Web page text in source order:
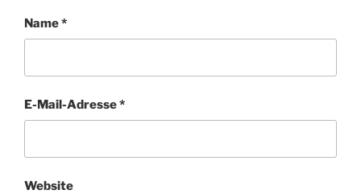
Name*
E-Mail-Adresse*
Website